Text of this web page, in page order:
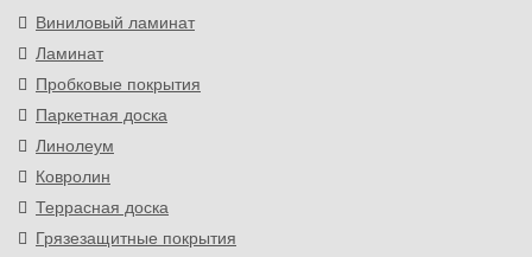
Виниловый ламинат
Ламинат
Пробковые покрытия
Паркетная доска
Линолеум
Ковролин
Террасная доска
Грязезащитные покрытия